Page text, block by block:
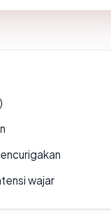
wajar